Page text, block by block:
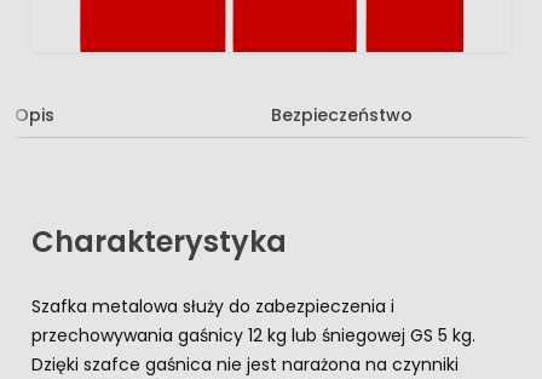
Opis Bezpieczeństwo
Charakterystyka
Szafka metalowa służy do zabezpieczenia i
przechowywania gaśnicy 12 kg lub śniegowej GS 5 kg.
Dzięki szafce gaśnica nie jest narażona na czynniki